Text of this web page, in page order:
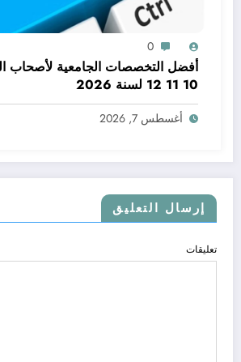
0
أفضل التخصصات الجامعية لأصحاب
10 11 12 لسنة 2026
أغسطس 7, 2026
إرسال التعليق
تعليقات